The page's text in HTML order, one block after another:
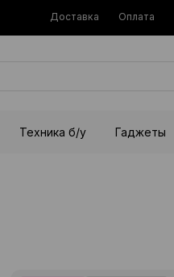
Доставка Оплата
Техника б/у Гаджеты